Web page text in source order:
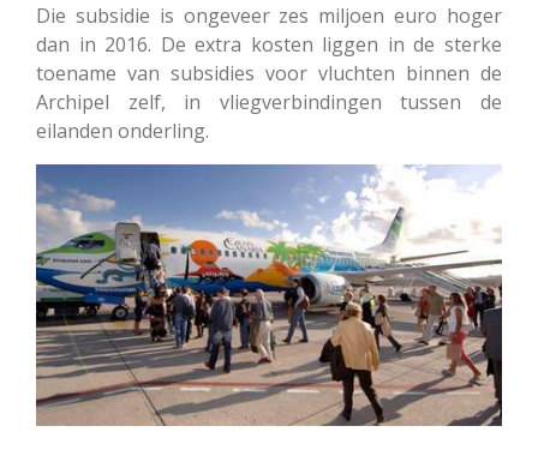
Die subsidie is ongeveer zes miljoen euro hoger
dan in 2016. De extra kosten liggen in de sterke
toename van subsidies voor vluchten binnen de
Archipel zelf, in vliegverbindingen tussen de
eilanden onderling.